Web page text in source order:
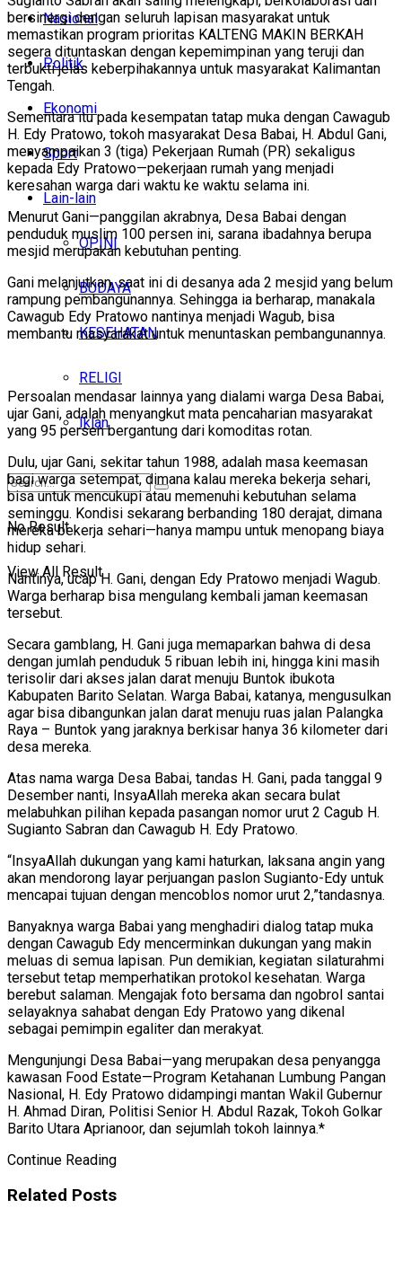
Nasional
Politik
Ekonomi
Sport
Lain-lain
OPINI
BUDAYA
KESEHATAN
RELIGI
Iklan
No Result
View All Result
bersinergi dengan seluruh lapisan masyarakat untuk
memastikan program prioritas KALTENG MAKIN BERKAH
segera dituntaskan dengan kepemimpinan yang teruji dan
terbukti jelas keberpihakannya untuk masyarakat Kalimantan
Tengah.
Sementara itu pada kesempatan tatap muka dengan Cawagub
H. Edy Pratowo, tokoh masyarakat Desa Babai, H. Abdul Gani,
menyampaikan 3 (tiga) Pekerjaan Rumah (PR) sekaligus
kepada Edy Pratowo—pekerjaan rumah yang menjadi
keresahan warga dari waktu ke waktu selama ini.
Menurut Gani—panggilan akrabnya, Desa Babai dengan
penduduk muslim 100 persen ini, sarana ibadahnya berupa
mesjid merupakan kebutuhan penting.
Gani melanjutkan, saat ini di desanya ada 2 mesjid yang belum
rampung pembangunannya. Sehingga ia berharap, manakala
Cawagub Edy Pratowo nantinya menjadi Wagub, bisa
membantu masyarakat untuk menuntaskan pembangunannya.
Persoalan mendasar lainnya yang dialami warga Desa Babai,
ujar Gani, adalah menyangkut mata pencaharian masyarakat
yang 95 persen bergantung dari komoditas rotan.
Dulu, ujar Gani, sekitar tahun 1988, adalah masa keemasan
bagi warga setempat, dimana kalau mereka bekerja sehari,
bisa untuk mencukupi atau memenuhi kebutuhan selama
seminggu. Kondisi sekarang berbanding 180 derajat, dimana
mereka bekerja sehari—hanya mampu untuk menopang biaya
hidup sehari.
Nantinya, ucap H. Gani, dengan Edy Pratowo menjadi Wagub.
Warga berharap bisa mengulang kembali jaman keemasan
tersebut.
Secara gamblang, H. Gani juga memaparkan bahwa di desa
dengan jumlah penduduk 5 ribuan lebih ini, hingga kini masih
terisolir dari akses jalan darat menuju Buntok ibukota
Kabupaten Barito Selatan. Warga Babai, katanya, mengusulkan
agar bisa dibangunkan jalan darat menuju ruas jalan Palangka
Raya – Buntok yang jaraknya berkisar hanya 36 kilometer dari
desa mereka.
Atas nama warga Desa Babai, tandas H. Gani, pada tanggal 9
Desember nanti, InsyaAllah mereka akan secara bulat
melabuhkan pilihan kepada pasangan nomor urut 2 Cagub H.
Sugianto Sabran dan Cawagub H. Edy Pratowo.
“InsyaAllah dukungan yang kami haturkan, laksana angin yang
akan mendorong layar perjuangan paslon Sugianto-Edy untuk
mencapai tujuan dengan mencoblos nomor urut 2,”tandasnya.
Banyaknya warga Babai yang menghadiri dialog tatap muka
dengan Cawagub Edy mencerminkan dukungan yang makin
meluas di semua lapisan. Pun demikian, kegiatan silaturahmi
tersebut tetap memperhatikan protokol kesehatan. Warga
berebut salaman. Mengajak foto bersama dan ngobrol santai
selayaknya sahabat dengan Edy Pratowo yang dikenal
sebagai pemimpin egaliter dan merakyat.
Mengunjungi Desa Babai—yang merupakan desa penyangga
kawasan Food Estate—Program Ketahanan Lumbung Pangan
Nasional, H. Edy Pratowo didampingi mantan Wakil Gubernur
H. Ahmad Diran, Politisi Senior H. Abdul Razak, Tokoh Golkar
Barito Utara Aprianoor, dan sejumlah tokoh lainnya.*
Continue Reading
Related Posts